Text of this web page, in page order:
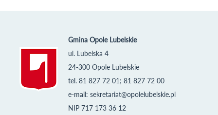
Gmina Opole Lubelskie
ul. Lubelska 4
24-300 Opole Lubelskie
tel. 81 827 72 01; 81 827 72 00
e-mail: sekretariat@opolelubelskie.pl
NIP 717 173 36 12